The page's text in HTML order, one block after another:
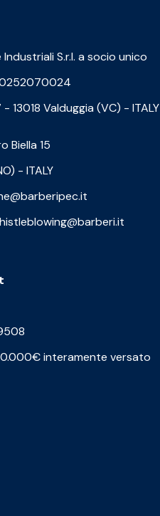
S.r.l. a socio unico
13018 Valduggia (VC) - ITALY
Biella 15
- ITALY
interamente versato